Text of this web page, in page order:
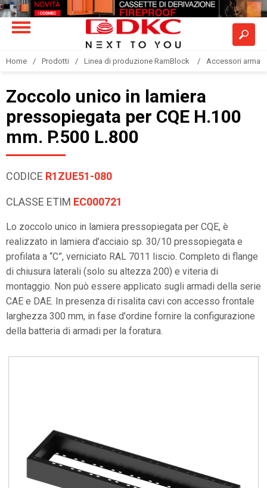
Home Prodotti Linea di produzione RamBlock Accessori armadi
Zoccolo unico in lamiera
pressopiegata per CQE H.100
mm. P.500 L.800
CODICE R1ZUE51-080
CLASSE ETIM EC000721
Lo zoccolo unico in lamiera pressopiegata per CQE, è
realizzato in lamiera d’acciaio sp. 30/10 pressopiegata e
profilata a “C”, verniciato RAL 7011 liscio. Completo di flange
di chiusura laterali (solo su altezza 200) e viteria di
montaggio. Non può essere applicato sugli armadi della serie
CAE e DAE. In presenza di risalita cavi con accesso frontale
larghezza 300 mm, in fase d'ordine fornire la configurazione
della batteria di armadi per la foratura.